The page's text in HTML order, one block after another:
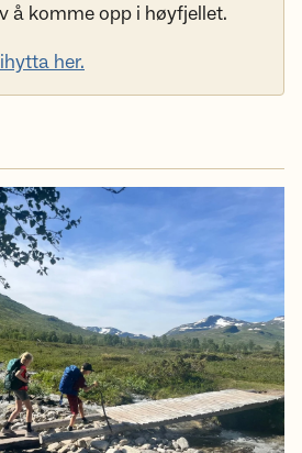
å komme opp i høyfjellet.
her.